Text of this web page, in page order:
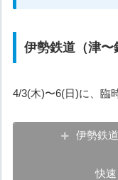
伊勢鉄道（津〜
4/3(木)〜6(日)に、臨
伊勢鉄
快速